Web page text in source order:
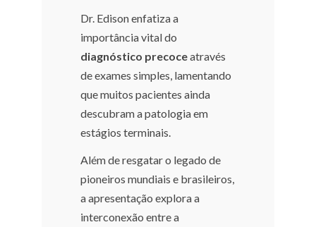
Dr. Edison enfatiza a
importância vital do
diagnóstico precoceatravés
de exames simples, lamentando
que muitos pacientes ainda
descubram a patologia em
estágios terminais.
Além de resgatar o legado de
pioneiros mundiais e brasileiros,
a apresentação explora a
interconexão entre a